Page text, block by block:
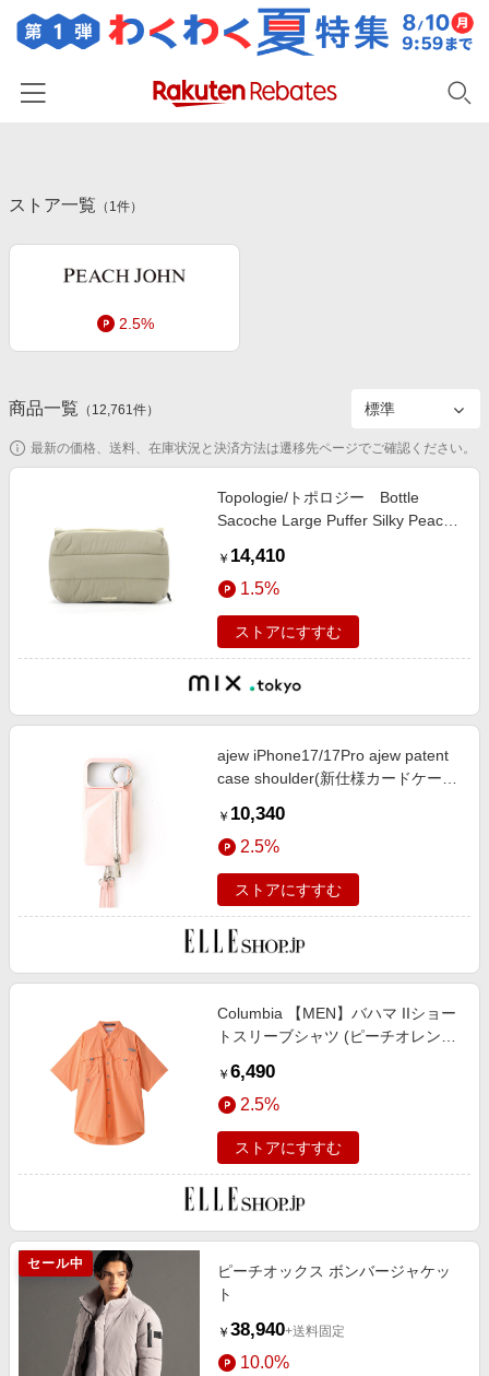
カテゴリー一覧
百貨店・総合ECモール
ファッション・インナー・小物
食品・スイーツ・お酒
家電・PC・スマホ・カメラ
スポーツ・アウトドア・ゴルフ
インテリア・寝具
ペット・花・DIY・車
金融・マネー・保険
デジタルコンテンツ
ビジネス・その他サービス
初回購入者限定特典
新着ストアのご紹介
電子書籍特集
旅行特集
お中元特集2026
とことん買い物チャレンジ
Apple公式サイト×楽天カード分割払い
Qoo10メガポ
友達紹介
楽天IDでログイン/会員登録
ストア一覧 （ 1件）
2.5%
商品一覧 （ 12,761件）
最新の価格、送料、在庫状況と決済方法は遷移先ページでご確認ください。
Topologie/トポロジー Bottle
Sacoche Large Puffer Silky Peach
￥ 14,410
1.5%
ストアにすすむ
ajew iPhone17/17Pro ajew patent
case shoulder(新仕様カードケース
SHOP
￥ 10,340
2.5%
ストアにすすむ
Columbia 【MEN】バハマ IIショー
トスリーブシャツ (ピーチオレンジ,
￥ 6,490
2.5%
ストアにすすむ
セール中
ピーチオックス ボンバージャケッ
ト
￥ 38,940+送料固定
10.0%